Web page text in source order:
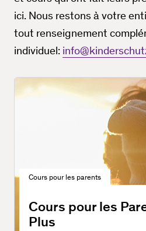
ici. Nous restons à votre
tout renseignement
individuel:
Cours pour les
Plus
Cours pour les parents